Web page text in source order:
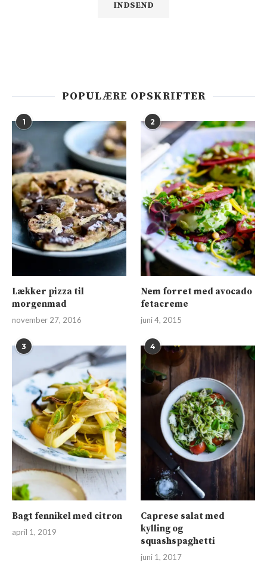
POPULÆRE OPSKRIFTER
1
Lækker pizza til
morgenmad
november 27, 2016
2
Nem forret med avocado
fetacreme
juni 4, 2015
3
Bagt fennikel med citron
april 1, 2019
4
Caprese salat med
kylling og
squashspaghetti
juni 1, 2017